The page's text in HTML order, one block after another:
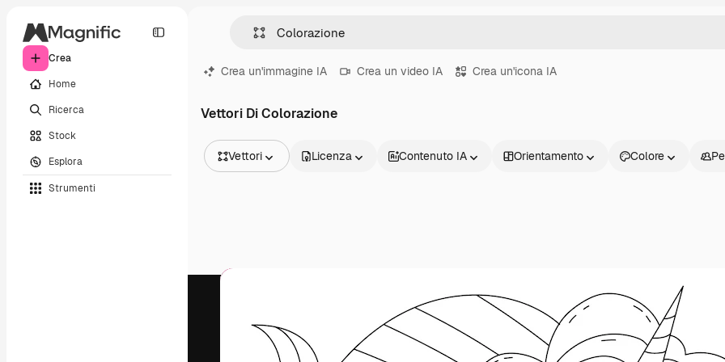
Crea
Home
Ricerca
Stock
Esplora
Strumenti
Crea un'immagine IA Crea un video IA Crea un'icona IA
Vettori Di Colorazione
Vettori
Video
Licenza Contenuto IA Orientamento Colore
Prodotti Inizia